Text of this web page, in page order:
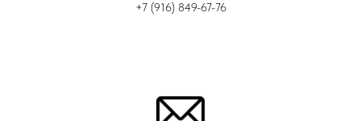
+7 (916) 849-67-76